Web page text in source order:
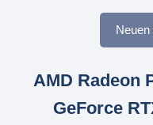
AMD Radeon
GeForce